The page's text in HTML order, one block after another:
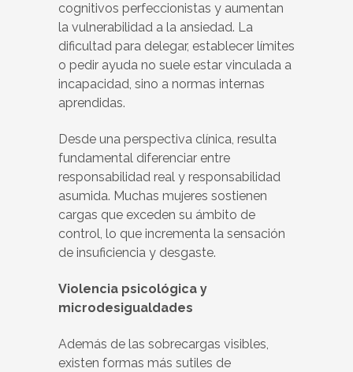
cognitivos perfeccionistas y aumentan
la vulnerabilidad a la ansiedad. La
dificultad para delegar, establecer límites
o pedir ayuda no suele estar vinculada a
incapacidad, sino a normas internas
aprendidas.
Desde una perspectiva clínica, resulta
fundamental diferenciar entre
responsabilidad real y responsabilidad
asumida. Muchas mujeres sostienen
cargas que exceden su ámbito de
control, lo que incrementa la sensación
de insuficiencia y desgaste.
Violencia psicológica y
microdesigualdades
Además de las sobrecargas visibles,
existen formas más sutiles de